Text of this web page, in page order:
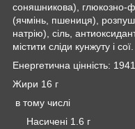
соняшникова), глюкозно-
(ячмінь, пшениця),
натрію), сіль,
містити сліди кунжуту і сої.
Енергетична цінність:
Жири 16 г
в тому числі
Насичені 1.6 г